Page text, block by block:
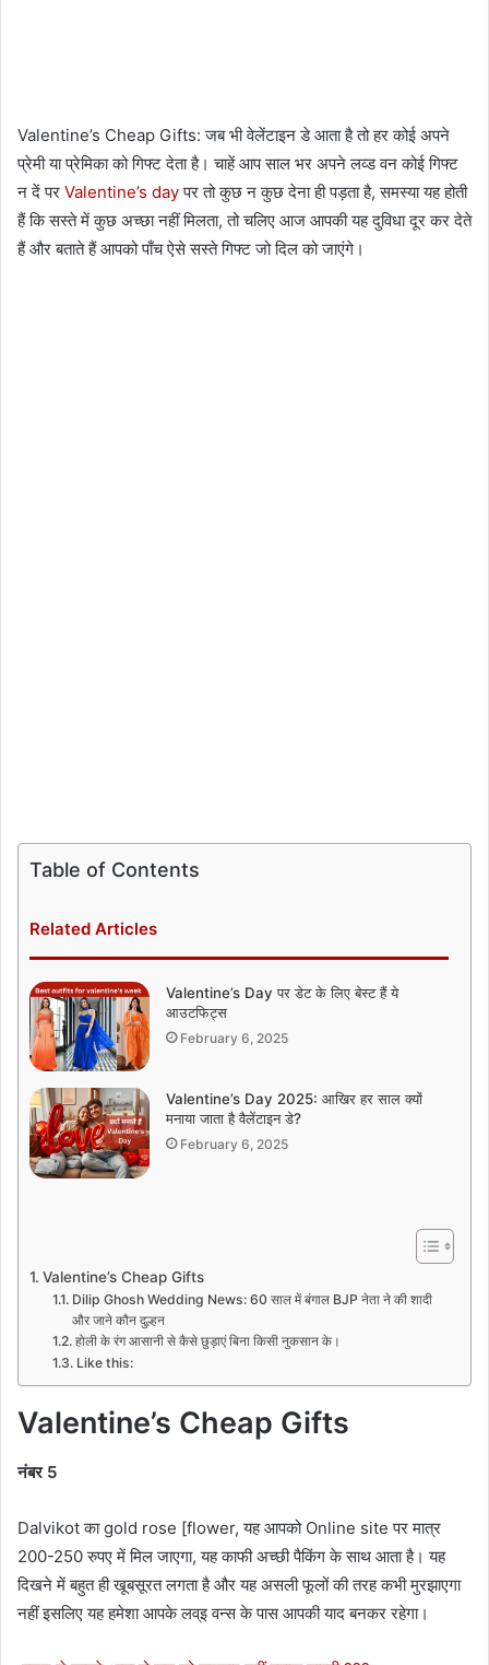
Valentine’s Cheap Gifts: जब भी वेलेंटाइन डे आता है तो हर कोई अपने
प्रेमी या प्रेमिका को गिफ्ट देता है। चाहें आप साल भर अपने लव्ड वन कोई गिफ्ट
न दें पर Valentine’s dayपर तो कुछ न कुछ देना ही पड़ता है, समस्या यह होती
हैं कि सस्ते में कुछ अच्छा नहीं मिलता, तो चलिए आज आपकी यह दुविधा दूर कर देते
हैं और बताते हैं आपको पाँच ऐसे सस्ते गिफ्ट जो दिल को जाएंगे।
Table of Contents
Related Articles
Valentine’s Day पर डेट के लिए बेस्ट हैं ये
आउटफिट्स
February 6, 2025
Valentine’s Day 2025: आखिर हर साल क्यों
मनाया जाता है वैलेंटाइन डे?
February 6, 2025
Valentine’s Cheap Gifts
Dilip Ghosh Wedding News: 60 साल में बंगाल BJP नेता ने की शादी
और जाने कौन दुल्हन
होली के रंग आसानी से कैसे छुड़ाएं बिना किसी नुकसान के।
Like this:
Valentine’s Cheap Gifts
नंबर 5
Dalvikot का gold rose [flower, यह आपको Online site पर मात्र
200-250 रुपए में मिल जाएगा, यह काफी अच्छी पैकिंग के साथ आता है। यह
दिखने में बहुत ही खूबसूरत लगता है और यह असली फूलों की तरह कभी मुरझाएगा
नहीं इसलिए यह हमेशा आपके लव्इ वन्स के पास आपकी याद बनकर रहेगा।